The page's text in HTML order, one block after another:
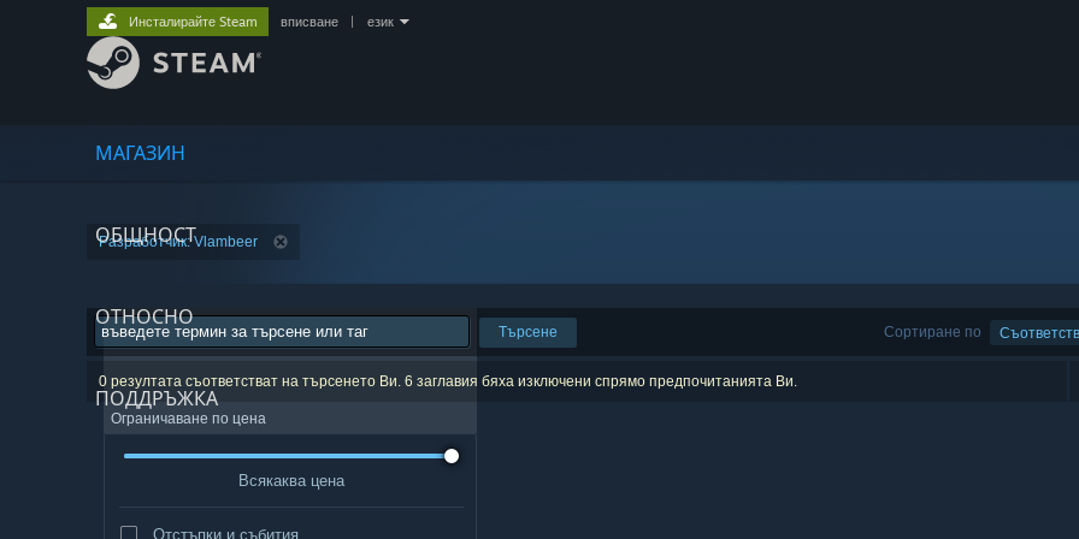
МАГАЗИН
ОБЩНОСТ
ОТНОСНО
ПОДДРЪЖКА
Инсталирайте Steam вписване език
Разработчик: Vlambeer
Сортиране по
Търсене
0 резултата съответстват на търсенето Ви. 6 заглавия бяха изключени спрямо предпочитанията Ви.
Ограничаване по цена
Всякаква цена
Отстъпки и събития